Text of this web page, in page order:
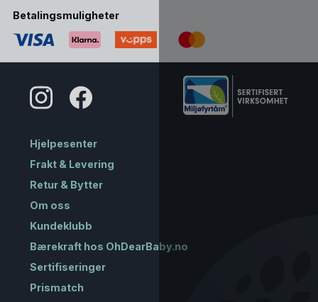
Betalingsmuligheter
Hjelpesenter
Frakt & Levering
Retur & Bytter
Om oss
Kundeklubb
Bærekraft hos OhDearBaby.no
Sertifiseringer
Prismatch